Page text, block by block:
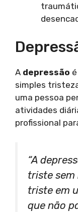
A depressão
simples
uma pessoa
atividades
profissional
“A
triste sem
triste em
que não